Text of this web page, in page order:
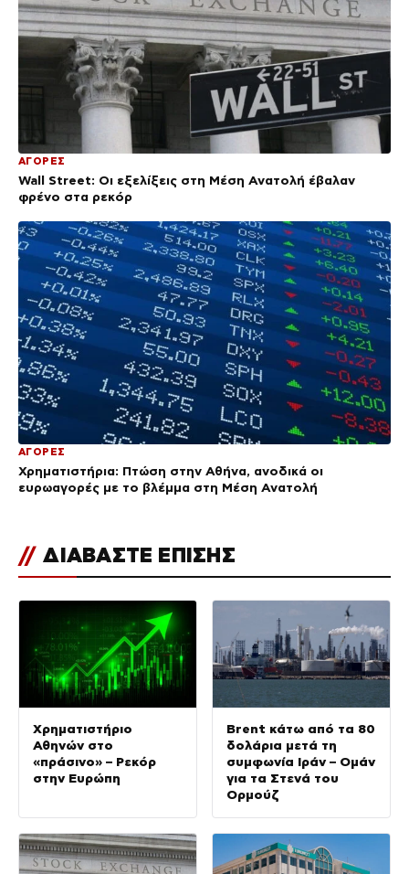
ΑΓΟΡΕΣ
Wall Street: Οι εξελίξεις στη Μέση Ανατολή έβαλαν
φρένο στα ρεκόρ
ΑΓΟΡΕΣ
Χρηματιστήρια: Πτώση στην Αθήνα, ανοδικά οι
ευρωαγορές με το βλέμμα στη Μέση Ανατολή
// ΔΙΑΒΑΣΤΕ ΕΠΙΣΗΣ
Χρηματιστήριο
Αθηνών στο
«πράσινο» – Ρεκόρ
στην Ευρώπη
Brent κάτω από τα 80
δολάρια μετά τη
συμφωνία Ιράν – Ομάν
για τα Στενά του
Ορμούζ